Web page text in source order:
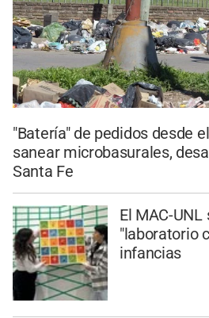
"Batería" de pedidos desde
sanear microbasurales,
Santa Fe
El MAC-
"laboratorio
infancias